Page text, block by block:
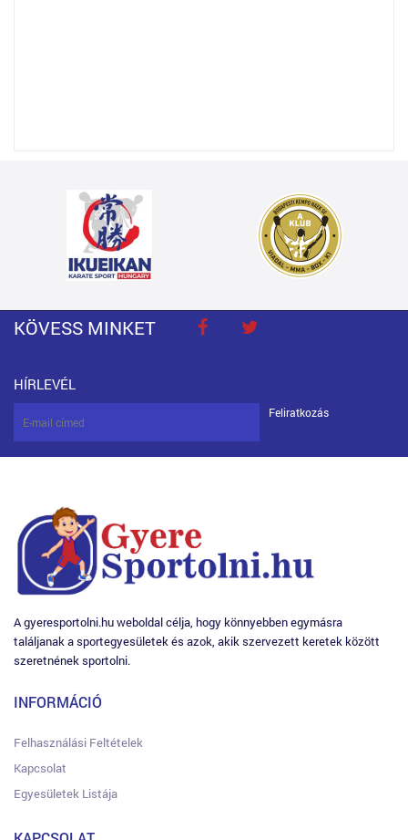
KÖVESS MINKET
HÍRLEVÉL
Feliratkozás
A gyeresportolni.hu weboldal célja, hogy könnyebben egymásra
találjanak a sportegyesületek és azok, akik szervezett keretek között
szeretnének sportolni.
INFORMÁCIÓ
Felhasználási Feltételek
Kapcsolat
Egyesületek Listája